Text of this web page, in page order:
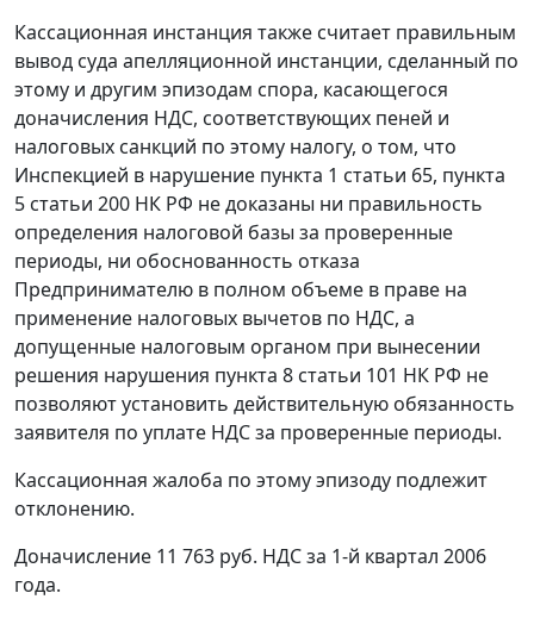
Кассационная инстанция также считает правильным
вывод суда апелляционной инстанции, сделанный по
этому и другим эпизодам спора, касающегося
доначисления НДС, соответствующих пеней и
налоговых санкций по этому налогу, о том, что
Инспекцией в нарушение пункта 1 статьи 65, пункта
5 статьи 200 НК РФ не доказаны ни правильность
определения налоговой базы за проверенные
периоды, ни обоснованность отказа
Предпринимателю в полном объеме в праве на
применение налоговых вычетов по НДС, а
допущенные налоговым органом при вынесении
решения нарушения пункта 8 статьи 101 НК РФ не
позволяют установить действительную обязанность
заявителя по уплате НДС за проверенные периоды.
Кассационная жалоба по этому эпизоду подлежит
отклонению.
Доначисление 11 763 руб. НДС за 1-й квартал 2006
года.